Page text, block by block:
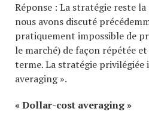
Réponse : La stratégie reste
nous avons discuté
pratiquement impossible de
le marché) de façon répétée
terme. La stratégie privilégiée
averaging ».
« Dollar-cost averaging »